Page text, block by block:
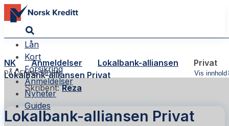
Lån
Kort
Forsikring
Anmeldelser
Nyheter
Guides
NK Anmeldelser Lokalbank-alliansen Privat
PÅ DENNE SIDEN Vis innhold
Lokalbank-alliansen Privat
Skribent:Reza
Lokalbank-alliansen Privat